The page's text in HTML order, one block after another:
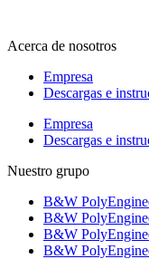
Acerca de nosotros
Empresa
Descargas e
Empresa
Descargas e
Nuestro grupo
B&W
B&W
B&W
B&W